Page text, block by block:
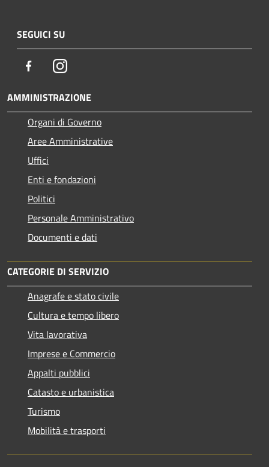
SEGUICI SU
FacebookInstagram
AMMINISTRAZIONE
Organi di Governo
Aree Amministrative
Uffici
Enti e fondazioni
Politici
Personale Amministrativo
Documenti e dati
CATEGORIE DI SERVIZIO
Anagrafe e stato civile
Cultura e tempo libero
Vita lavorativa
Imprese e Commercio
Appalti pubblici
Catasto e urbanistica
Turismo
Mobilità e trasporti